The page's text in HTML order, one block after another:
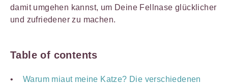
damit umgehen kannst, um Deine Fellnase glücklicher
und zufriedener zu machen.
Table of contents
Warum miaut meine Katze? Die verschiedenen